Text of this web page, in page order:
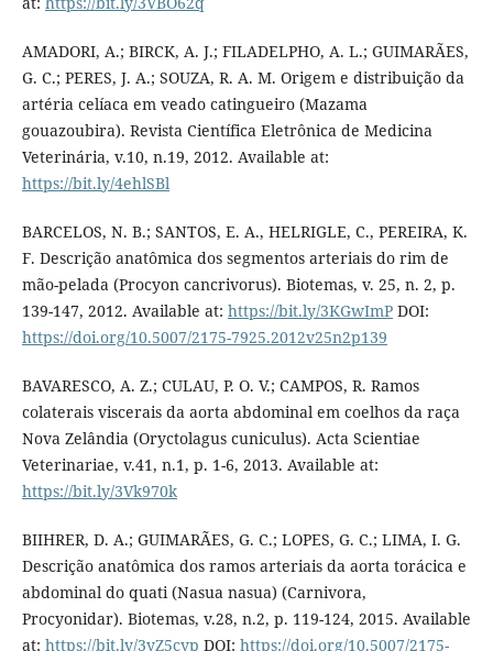
AMADORI, A.; BIRCK, A. J.; FILADELPHO, A. L.; GUIMARÃES,
G. C.; PERES, J. A.; SOUZA, R. A. M. Origem e distribuição da
artéria celíaca em veado catingueiro (Mazama
gouazoubira). Revista Científica Eletrônica de Medicina
Veterinária, v.10, n.19, 2012. Available at:
https://bit.ly/4ehlSBl
BARCELOS, N. B.; SANTOS, E. A., HELRIGLE, C., PEREIRA, K.
F. Descrição anatômica dos segmentos arteriais do rim de
mão-pelada (Procyon cancrivorus). Biotemas, v. 25, n. 2, p.
139-147, 2012. Available at: https://bit.ly/3KGwImPDOI:
https://doi.org/10.5007/2175-7925.2012v25n2p139
BAVARESCO, A. Z.; CULAU, P. O. V.; CAMPOS, R. Ramos
colaterais viscerais da aorta abdominal em coelhos da raça
Nova Zelândia (Oryctolagus cuniculus). Acta Scientiae
Veterinariae, v.41, n.1, p. 1-6, 2013. Available at:
https://bit.ly/3Vk970k
BIIHRER, D. A.; GUIMARÃES, G. C.; LOPES, G. C.; LIMA, I. G.
Descrição anatômica dos ramos arteriais da aorta torácica e
abdominal do quati (Nasua nasua) (Carnivora,
Procyonidar). Biotemas, v.28, n.2, p. 119-124, 2015. Available
at: https://bit.ly/3yZ5cyp DOI: https://doi.org/10.5007/2175-